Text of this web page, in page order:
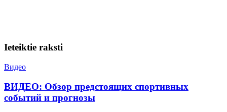
Ieteiktie raksti
Видео
ВИДЕО: Обзор предстоящих спортивных
событий и прогнозы